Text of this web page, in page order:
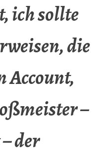
ich sollte
die
Account,
–
der